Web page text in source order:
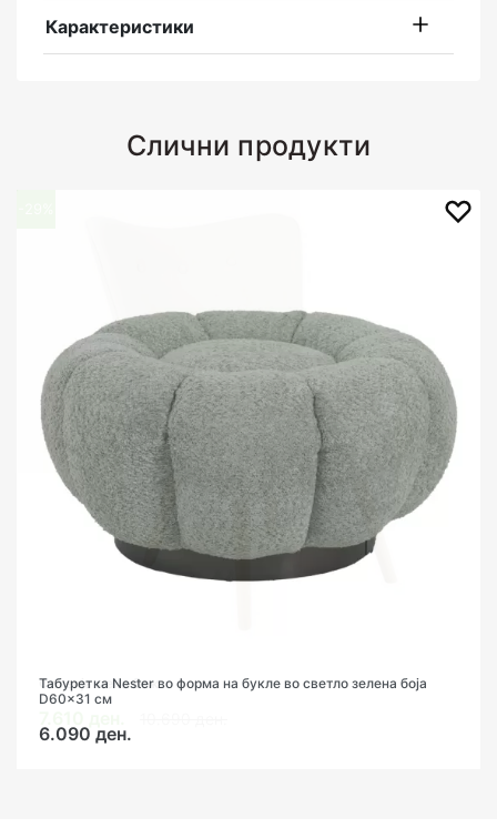
Карактеристики
Слични продукти
Фотелја мека беж
Табуретка Nester во форма на букле во светло зелена боја
D60x31 см
6.090 ден.